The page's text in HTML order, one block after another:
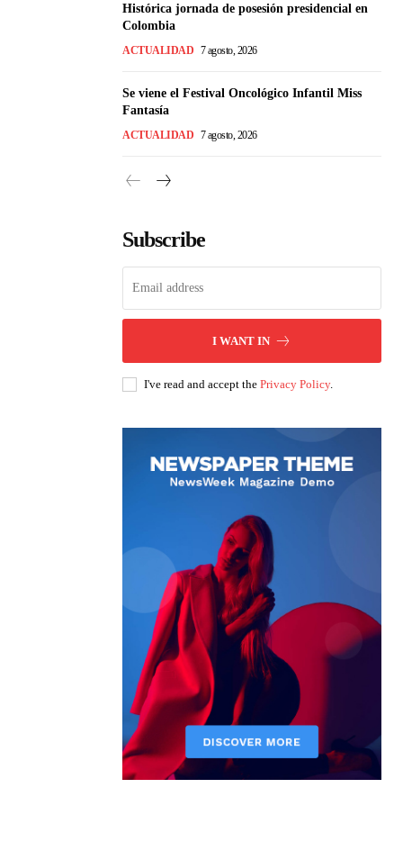
Histórica jornada de posesión presidencial en
Colombia
ACTUALIDAD 7 agosto, 2026
Se viene el Festival Oncológico Infantil Miss
Fantasía
ACTUALIDAD 7 agosto, 2026
Subscribe
I WANT IN
I've read and accept the Privacy Policy.